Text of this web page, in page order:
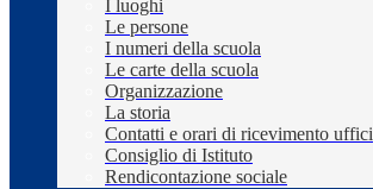
I luoghi
Le persone
I numeri della scuola
Le carte della scuola
Organizzazione
La storia
Contatti e orari di ricevimento uffici
Consiglio di Istituto
Rendicontazione sociale